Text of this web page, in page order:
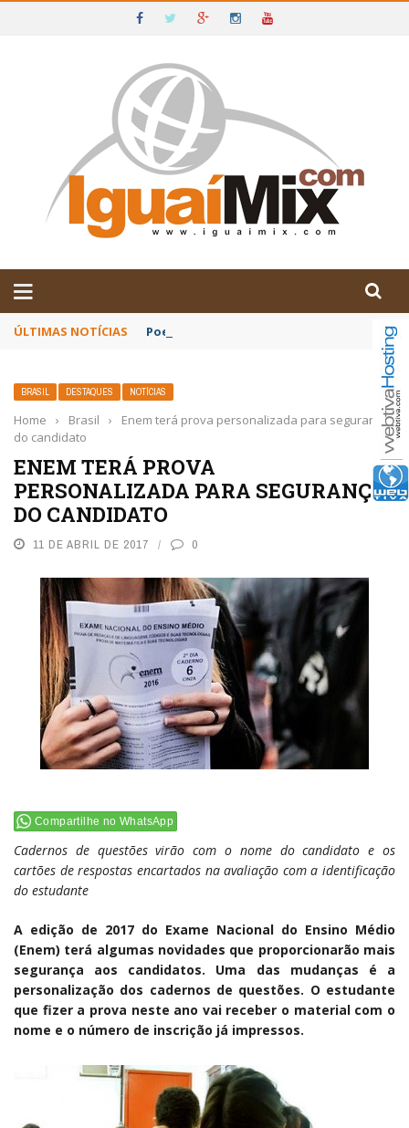
IGUAÍ E SUDOESTE DA BAHIA
ÚLTIMAS NOTÍCIAS Poetas baianos representam o Brasil no
BRASIL DESTAQUES NOTÍCIAS
Home › Brasil ›
Enem terá prova personalizada para segurança
do candidato
ENEM TERÁ PROVA
PERSONALIZADA PARA SEGURANÇA
DO CANDIDATO
11 DE ABRIL DE 2017 0
Compartilhe no WhatsApp
Cadernos de questões virão com o nome do candidato e os
cartões de respostas encartados na avaliação com a identificação
do estudante
A edição de 2017 do Exame Nacional do Ensino Médio
(Enem) terá algumas novidades que proporcionarão mais
segurança aos candidatos. Uma das mudanças é a
personalização dos cadernos de questões. O estudante
que fizer a prova neste ano vai receber o material com o
nome e o número de inscrição já impressos.